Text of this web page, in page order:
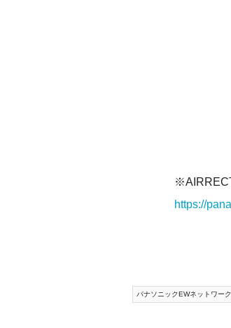
https://
パナソニックEWネットワー